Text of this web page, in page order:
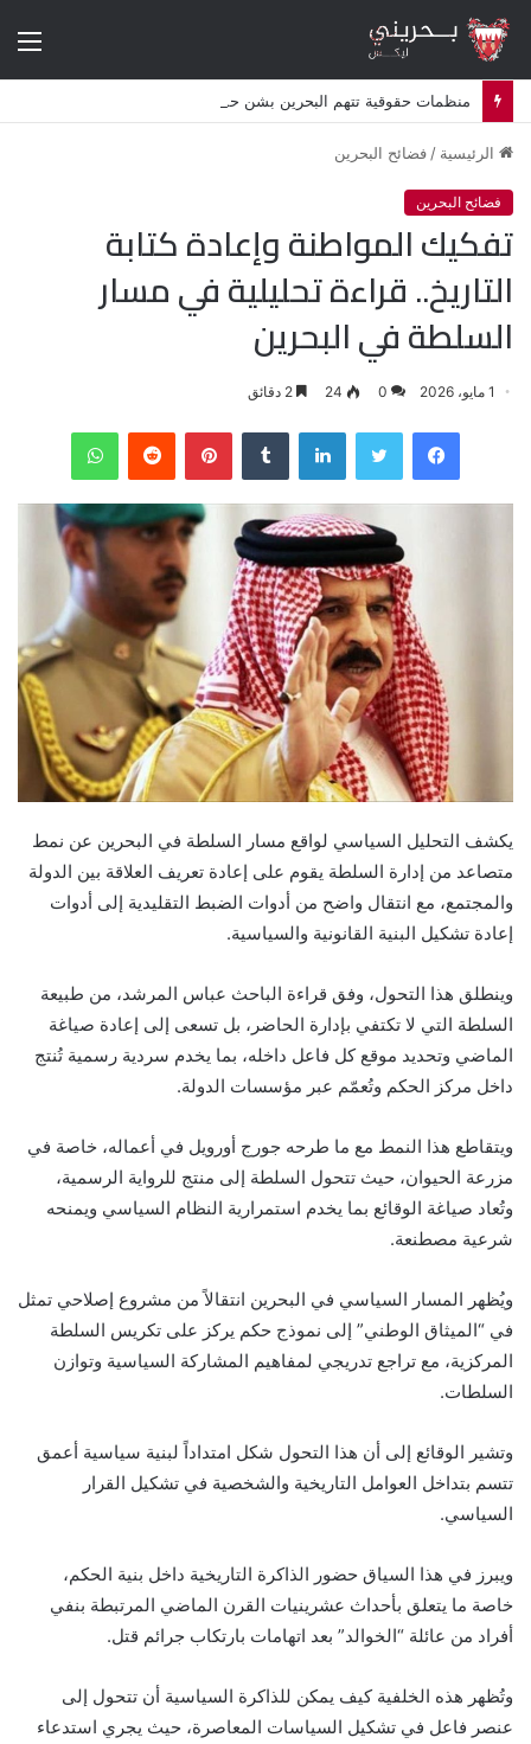
الرئيسية / فضائح البحرين
فضائح البحرين
تفكيك المواطنة وإعادة كتابة
التاريخ.. قراءة تحليلية في مسار
السلطة في البحرين
1 مايو، 2026 0
24
فيسبوك لينكدإن بينتيريست
يكشف التحليل السياسي لواقع مسار السلطة في البحرين عن نمط
متصاعد من إدارة السلطة يقوم على إعادة تعريف العلاقة بين الدولة
والمجتمع، مع انتقال واضح من أدوات الضبط التقليدية إلى أدوات
إعادة تشكيل البنية القانونية والسياسية.
وينطلق هذا التحول، وفق قراءة الباحث عباس المرشد، من طبيعة
السلطة التي لا تكتفي بإدارة الحاضر، بل تسعى إلى إعادة صياغة
الماضي وتحديد موقع كل فاعل داخله، بما يخدم سردية رسمية تُنتج
داخل مركز الحكم وتُعمّم عبر مؤسسات الدولة.
ويتقاطع هذا النمط مع ما طرحه جورج أورويل في أعماله، خاصة في
مزرعة الحيوان، حيث تتحول السلطة إلى منتج للرواية الرسمية،
وتُعاد صياغة الوقائع بما يخدم استمرارية النظام السياسي ويمنحه
شرعية مصطنعة.
ويُظهر المسار السياسي في البحرين انتقالاً من مشروع إصلاحي تمثل
في “الميثاق الوطني” إلى نموذج حكم يركز على تكريس السلطة
المركزية، مع تراجع تدريجي لمفاهيم المشاركة السياسية وتوازن
السلطات.
وتشير الوقائع إلى أن هذا التحول شكل امتداداً لبنية سياسية أعمق
تتسم بتداخل العوامل التاريخية والشخصية في تشكيل القرار
السياسي.
ويبرز في هذا السياق حضور الذاكرة التاريخية داخل بنية الحكم،
خاصة ما يتعلق بأحداث عشرينيات القرن الماضي المرتبطة بنفي
أفراد من عائلة “الخوالد” بعد اتهامات بارتكاب جرائم قتل.
وتُظهر هذه الخلفية كيف يمكن للذاكرة السياسية أن تتحول إلى
عنصر فاعل في تشكيل السياسات المعاصرة، حيث يجري استدعاء